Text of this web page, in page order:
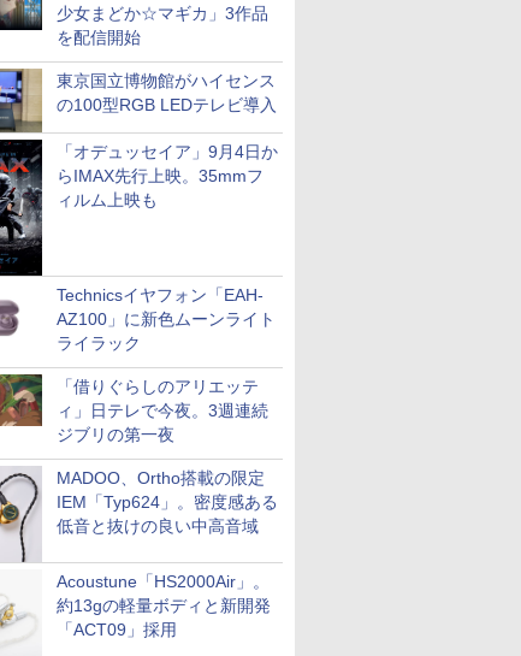
少女まどか☆マギカ」3作品
を配信開始
東京国立博物館がハイセンス
の100型RGB LEDテレビ導入
「オデュッセイア」9月4日か
らIMAX先行上映。35mmフ
ィルム上映も
Technicsイヤフォン「EAH-
AZ100」に新色ムーンライト
ライラック
「借りぐらしのアリエッテ
ィ」日テレで今夜。3週連続
ジブリの第一夜
MADOO、Ortho搭載の限定
IEM「Typ624」。密度感ある
低音と抜けの良い中高音域
Acoustune「HS2000Air」。
約13gの軽量ボディと新開発
「ACT09」採用